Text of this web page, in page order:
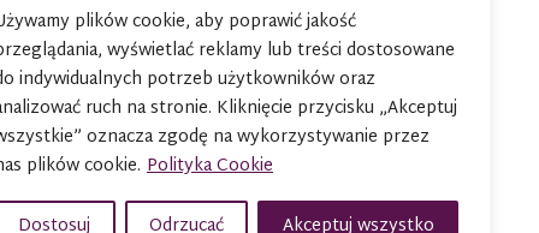
plików cookie, aby poprawić jakość
wyświetlać reklamy lub treści dostosowane
indywidualnych potrzeb użytkowników oraz
ruch na stronie. Kliknięcie przycisku „Akceptuj
oznacza zgodę na wykorzystywanie przez
plików cookie. Polityka Cookie
Dostosuj
Odrzucać Akceptuj wszystko